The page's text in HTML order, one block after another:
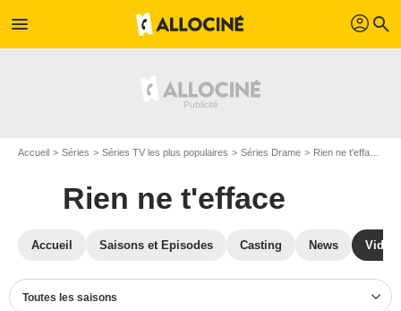
menu profil search
Accueil Séries Séries TV les plus populaires Séries Drame Rien ne t'efface
Rien ne t'efface
Accueil Saisons et Episodes Casting News
Toutes les saisons